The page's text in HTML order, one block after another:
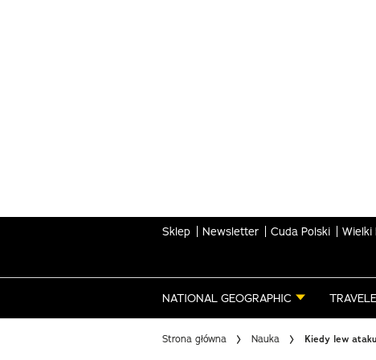
Sklep Newsletter Cuda Polski Wielki
NATIONAL GEOGRAPHIC
Strona główna Nauka Kiedy lew